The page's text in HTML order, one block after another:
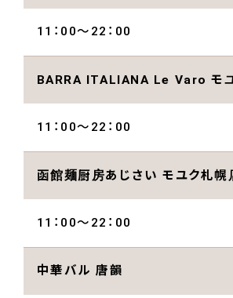
11：00～22：00
BARRA ITALIANA Le Varo モ
11：00～22：00
函館麺厨房あじさい モユク札幌
11：00～22：00
中華バル 唐韻